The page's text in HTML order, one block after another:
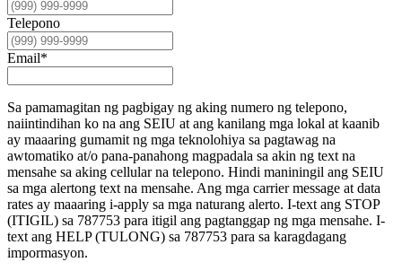
Telepono
Email*
Sa pamamagitan ng pagbigay ng aking numero ng telepono,
naiintindihan ko na ang SEIU at ang kanilang mga lokal at kaanib
ay maaaring gumamit ng mga teknolohiya sa pagtawag na
awtomatiko at/o pana-panahong magpadala sa akin ng text na
mensahe sa aking cellular na telepono. Hindi maniningil ang SEIU
sa mga alertong text na mensahe. Ang mga carrier message at data
rates ay maaaring i-apply sa mga naturang alerto. I-text ang STOP
(ITIGIL) sa 787753 para itigil ang pagtanggap ng mga mensahe. I-
text ang HELP (TULONG) sa 787753 para sa karagdagang
impormasyon.